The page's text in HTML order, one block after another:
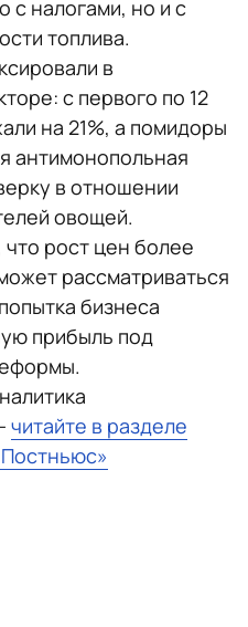
с налогами, но и с
топлива.
в
с первого по 12
на 21%, а помидоры
антимонопольная
в отношении
овощей.
рост цен более
рассматриваться
бизнеса
прибыль под
читайте в разделе